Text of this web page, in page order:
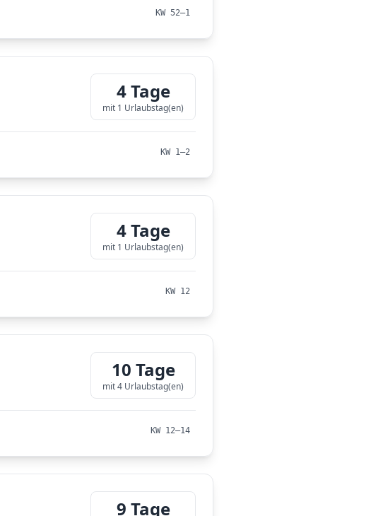
KW 52–1
4 Tage
mit 1 Urlaubstag(en)
KW 1–2
4 Tage
mit 1 Urlaubstag(en)
KW 12
10 Tage
mit 4 Urlaubstag(en)
KW 12–14
9 Tage